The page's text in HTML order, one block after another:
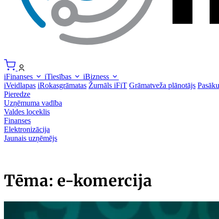
iFinanses iTiesības
iBizness
iVeidlapas iRokasgrāmatas Žurnāls iFiT Grāmatveža plānotājs
Pieredze
Uzņēmuma vadība
Valdes loceklis
Finanses
Elektronizācija
Jaunais uzņēmējs
Tēma: e-komercija